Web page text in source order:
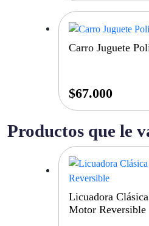
Carro Juguete
$67.000
Productos que le
Licuadora
Motor Reversible